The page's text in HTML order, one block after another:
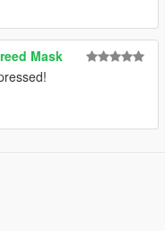
Mask